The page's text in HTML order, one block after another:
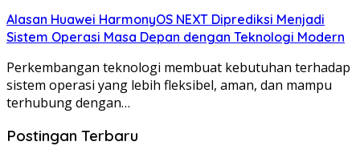
Alasan Huawei HarmonyOS NEXT Diprediksi Menjadi
Sistem Operasi Masa Depan dengan Teknologi Modern
Perkembangan teknologi membuat kebutuhan terhadap
sistem operasi yang lebih fleksibel, aman, dan mampu
terhubung dengan…
Postingan Terbaru